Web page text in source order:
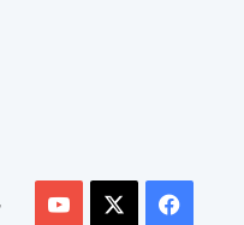
فيسبوك